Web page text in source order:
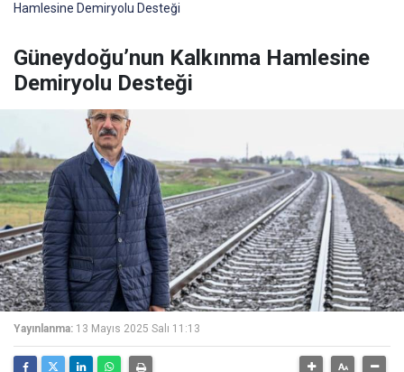
Hamlesine Demiryolu Desteği
Güneydoğu’nun Kalkınma Hamlesine
Demiryolu Desteği
Yayınlanma: 13 Mayıs 2025 Salı 11:13